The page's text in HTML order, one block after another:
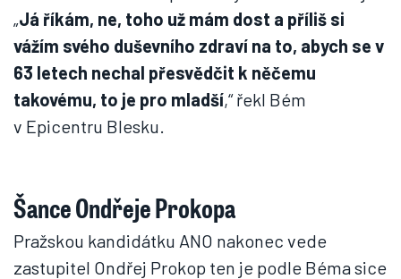
„Já říkám, ne, toho už mám dost a příliš si
vážím svého duševního zdraví na to, abych se v
63 letech nechal přesvědčit k něčemu
takovému, to je pro mladší,“ řekl Bém
v Epicentru Blesku.
Šance Ondřeje Prokopa
Pražskou kandidátku ANO nakonec vede
zastupitel Ondřej Prokop ten je podle Béma sice